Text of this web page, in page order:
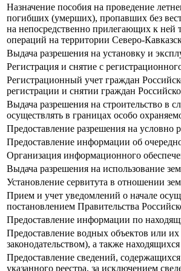
Назначение пособия на проведение
погибших (умерших), пропавших без
на непосредственно прилегающих к ней
операций на территории Северо-
Выдача разрешения на установку и
Регистрация и снятие с
Регистрационный учет граждан
регистрации и снятии граждан
Выдача разрешения на строительство в
осуществлять в границах особо
Предоставление разрешения на условно
Предоставление информации об
Организация информационного
Выдача разрешения на использование
Установление сервитута в отношении
Прием и учет уведомлений о начале
постановлением Правительства
Предоставление информации по
Предоставление водных объектов или
законодательством), а также
Предоставление сведений,
указанного реестра, за исключением